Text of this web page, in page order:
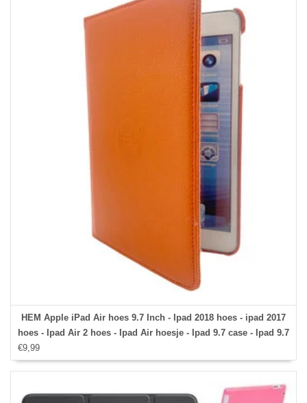
HEM Apple iPad Air hoes 9.7 Inch - Ipad 2018 hoes - ipad 2017
hoes - Ipad Air 2 hoes - Ipad Air hoesje - Ipad 9.7 case - Ipad 9.7
Autowake Draaibare Cover - Ipad hoes 2017/2018 - Oranje -
Gehele draaibare bescherming voor Ipad
€9,99